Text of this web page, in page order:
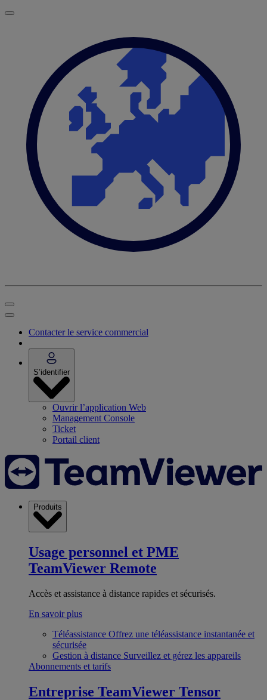
Contacter le service commercial
S’identifier
Ouvrir l’application Web
Management Console
Ticket
Portail client
Produits
Usage personnel et PME
TeamViewer Remote
Accès et assistance à distance rapides et sécurisés.
En savoir plus
Téléassistance Offrez une téléassistance instantanée et
sécurisée
Gestion à distance Surveillez et gérez les appareils
Abonnements et tarifs
Entreprise TeamViewer Tensor